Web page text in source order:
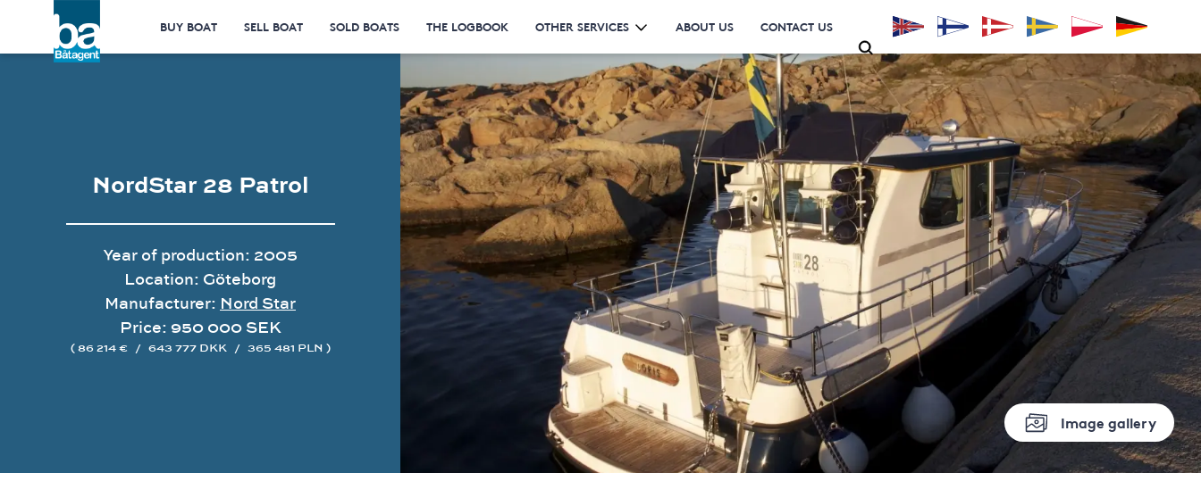
BUY BOAT SELL BOAT SOLD BOATS THE LOGBOOK OTHER SERVICES ABOUT US CONTACT US
Image gallery
NordStar 28 Patrol
Year of production: 2005
Location: Göteborg
Manufacturer: Nord Star
Price: 950 000 SEK
( 86 214 € / 643 777 DKK / 365 481 PLN )